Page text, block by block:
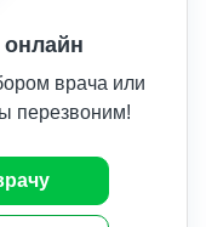
онлайн
врача или
перезвоним!